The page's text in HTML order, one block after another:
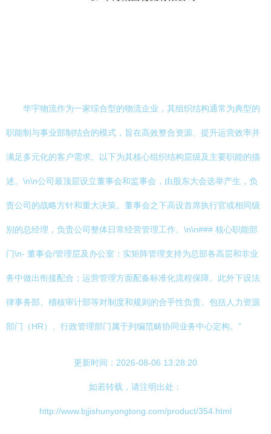
华宇物流作为一家综合型的物流企业，其组织结构通常为典型的
职能制与事业部制结合的模式，旨在高效整合资源、提升运营效率并
满足多元化的客户需求。以下为其核心组织结构层级及主要职能的描
述。\n\n公司最顶层设立董事会和监事会，由股东大会选举产生，负
责公司的战略方针和重大决策。董事会之下高设首席执行官或相同级
别的总经理，负责公司整体日常经营管理工作。\n\n### 核心职能部
门\n- 董事会/管理层及办公室：实矩阵管理支持为总部各高层和非业
务中做出衔接配合；运营管理方面配备标准化流程保障。此外下设法
律事务部、稽核审计部等对制度和规则的合乎性负责。包括人力资源
部门（HR）、行政管理部门属于列编范畴协同业务中心定构。”
更新时间：2026-08-06 13:28:20
如若转载，请注明出处：
http://www.bjjishunyongtong.com/product/354.html